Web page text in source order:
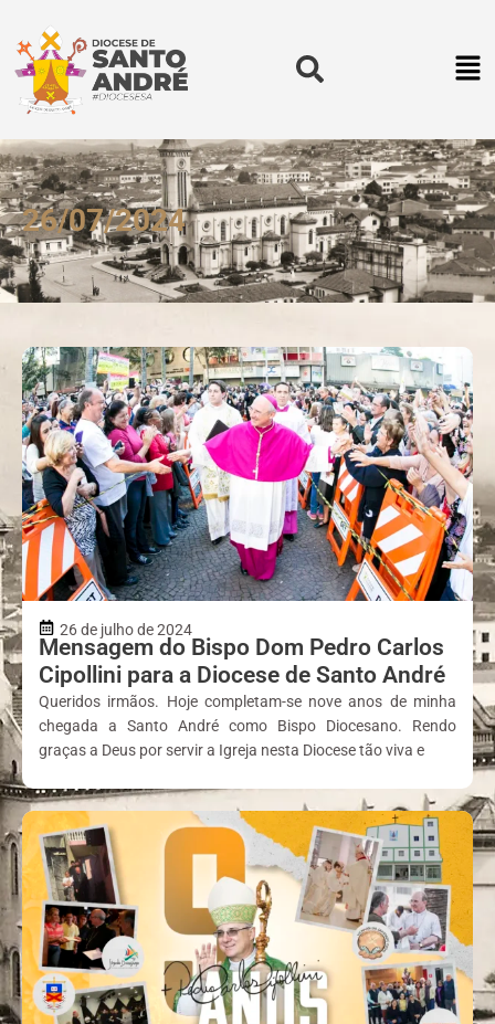
26/07/2024
26 de julho de 2024
Mensagem do Bispo Dom Pedro Carlos
Cipollini para a Diocese de Santo André
Queridos irmãos. Hoje completam-se nove anos de minha
chegada a Santo André como Bispo Diocesano. Rendo
graças a Deus por servir a Igreja nesta Diocese tão viva e